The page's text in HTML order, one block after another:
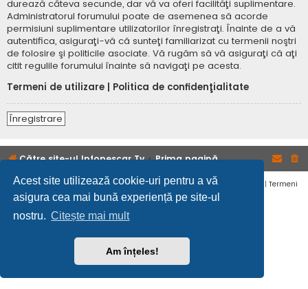
Acest site utilizează cookie-uri pentru a vă
asigura cea mai bună experiență pe site-ul
nostru. Citește mai mult
Am înțeles!
durează câteva secunde, dar vă va oferi facilităţi suplimentare.
Administratorul forumului poate de asemenea să acorde
permisiuni suplimentare utilizatorilor înregistraţi. Înainte de a vă
autentifica, asiguraţi-vă că sunteţi familiarizat cu termenii noştri
de folosire şi politicile asociate. Vă rugăm să vă asiguraţi că aţi
citit regulile forumului înainte să navigaţi pe acesta.
Termeni de utilizare
Politica de confidenţialitate
Înregistrare
Către site-ul Infopescar Tv Prima pagină
Confidențialitate | Termeni